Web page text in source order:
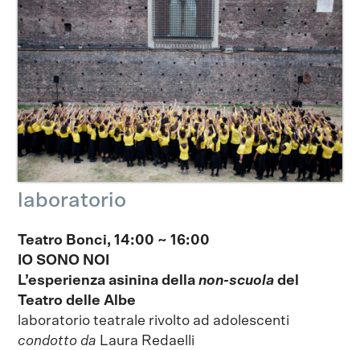
laboratorio
Teatro Bonci, 14:00 ~ 16:00
IO SONO NOI
L’esperienza asinina della non-scuola del
Teatro delle Albe
laboratorio teatrale rivolto ad adolescenti
condotto da Laura Redaelli